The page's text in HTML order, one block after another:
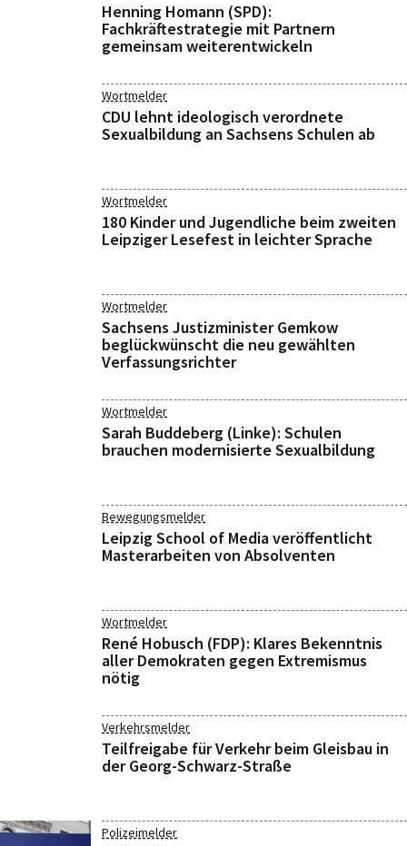
Henning Homann (SPD):
Fachkräftestrategie mit Partnern
gemeinsam weiterentwickeln
Wortmelder
CDU lehnt ideologisch verordnete
Sexualbildung an Sachsens Schulen ab
Wortmelder
180 Kinder und Jugendliche beim zweiten
Leipziger Lesefest in leichter Sprache
Wortmelder
Sachsens Justizminister Gemkow
beglückwünscht die neu gewählten
Verfassungsrichter
Wortmelder
Sarah Buddeberg (Linke): Schulen
brauchen modernisierte Sexualbildung
Bewegungsmelder
Leipzig School of Media veröffentlicht
Masterarbeiten von Absolventen
Wortmelder
René Hobusch (FDP): Klares Bekenntnis
aller Demokraten gegen Extremismus
nötig
Verkehrsmelder
Teilfreigabe für Verkehr beim Gleisbau in
der Georg-Schwarz-Straße
Polizeimelder